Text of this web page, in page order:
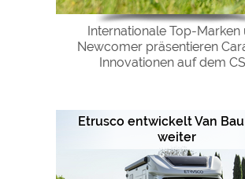
Internationale Top-Marken
Newcomer präsentieren
Innovationen auf dem
Etrusco entwickelt Van
weiter